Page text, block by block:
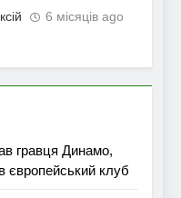
6 місяців ago
гравця Динамо,
європейський клуб